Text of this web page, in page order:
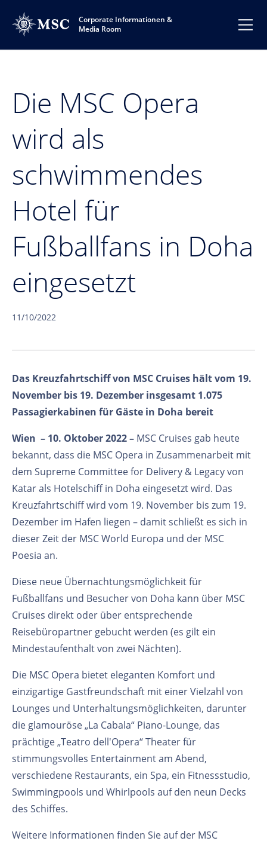
Corporate Informationen &
Media Room
Die MSC Opera
wird als
schwimmendes
Hotel für
Fußballfans in Doha
eingesetzt
11/10/2022
Das Kreuzfahrtschiff von MSC Cruises hält vom 19.
November bis 19. Dezember insgesamt 1.075
Passagierkabinen für Gäste in Doha bereit
Wien – 10. Oktober 2022 – MSC Cruises gab heute
bekannt, dass die MSC Opera in Zusammenarbeit mit
dem Supreme Committee for Delivery & Legacy von
Katar als Hotelschiff in Doha eingesetzt wird. Das
Kreuzfahrtschiff wird vom 19. November bis zum 19.
Dezember im Hafen liegen – damit schließt es sich in
dieser Zeit der MSC World Europa und der MSC
Poesia an.
Diese neue Übernachtungsmöglichkeit für
Fußballfans und Besucher von Doha kann über MSC
Cruises direkt oder über entsprechende
Reisebüropartner gebucht werden (es gilt ein
Mindestaufenthalt von zwei Nächten).
Die MSC Opera bietet eleganten Komfort und
einzigartige Gastfreundschaft mit einer Vielzahl von
Lounges und Unterhaltungsmöglichkeiten, darunter
die glamouröse „La Cabala“ Piano-Lounge, das
prächtige „Teatro dell'Opera“ Theater für
stimmungsvolles Entertainment am Abend,
verschiedene Restaurants, ein Spa, ein Fitnessstudio,
Swimmingpools und Whirlpools auf den neun Decks
des Schiffes.
Weitere Informationen finden Sie auf der MSC